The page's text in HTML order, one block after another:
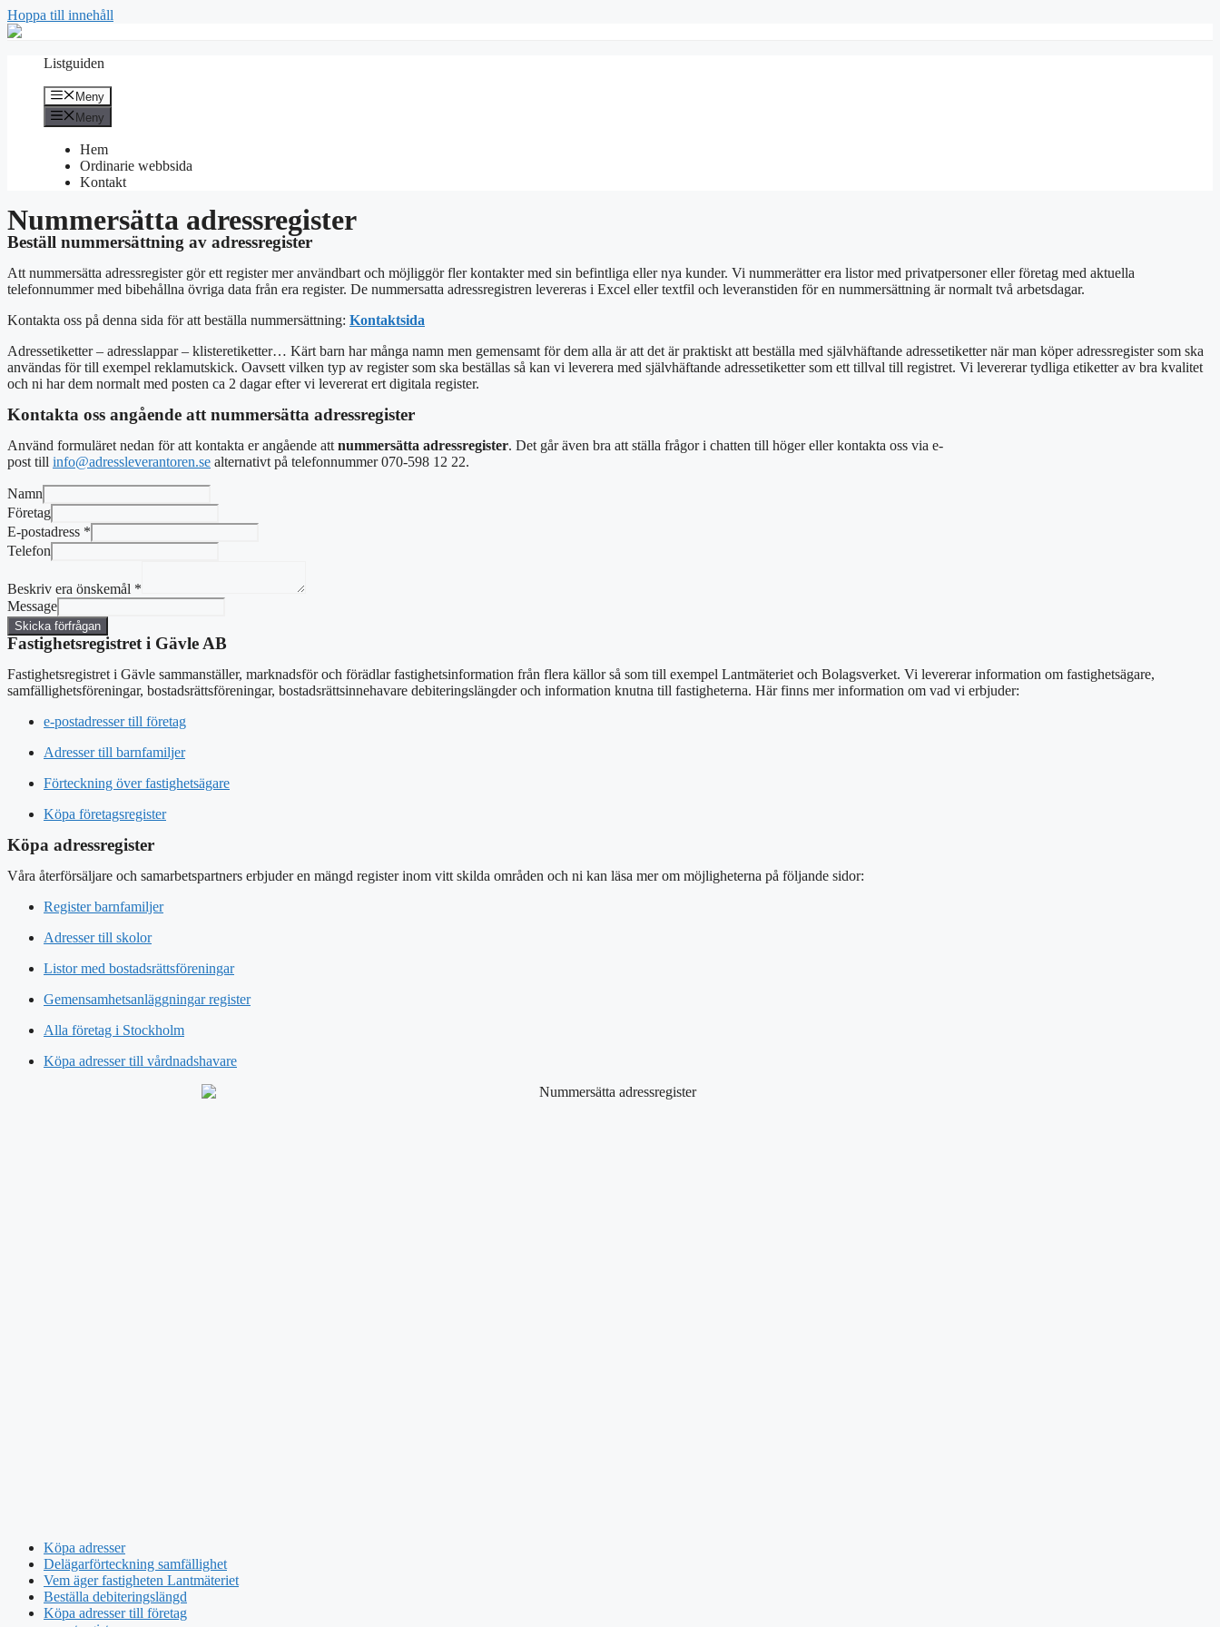
Hoppa till innehåll
Listguiden
Meny
Meny
Hem
Ordinarie webbsida
Kontakt
Nummersätta adressregister
Beställ nummersättning av adressregister
Att nummersätta adressregister gör ett register mer användbart och möjliggör fler kontakter med sin befintliga eller nya kunder. Vi nummerätter era listor med privatpersoner eller företag med aktuella
telefonnummer med bibehållna övriga data från era register. De nummersatta adressregistren levereras i Excel eller textfil och leveranstiden för en nummersättning är normalt två arbetsdagar.
Kontakta oss på denna sida för att beställa nummersättning: Kontaktsida
Adressetiketter – adresslappar – klisteretiketter… Kärt barn har många namn men gemensamt för dem alla är att det är praktiskt att beställa med självhäftande adressetiketter när man köper adressregister som ska
användas för till exempel reklamutskick. Oavsett vilken typ av register som ska beställas så kan vi leverera med självhäftande adressetiketter som ett tillval till registret. Vi levererar tydliga etiketter av bra kvalitet
och ni har dem normalt med posten ca 2 dagar efter vi levererat ert digitala register.
Kontakta oss angående att nummersätta adressregister
Använd formuläret nedan för att kontakta er angående att nummersätta adressregister. Det går även bra att ställa frågor i chatten till höger ellerkontakta oss via e-
post till info@adressleverantoren.se alternativt på telefonnummer 070-598 12 22.
Namn
Företag
E-postadress *
Telefon
Beskriv era önskemål *
Message
Skicka förfrågan
Fastighetsregistret i Gävle AB
Fastighetsregistret i Gävle sammanställer, marknadsför och förädlar fastighetsinformation från flera källor så som till exempel Lantmäteriet och Bolagsverket. Vi levererar information om fastighetsägare,
samfällighetsföreningar, bostadsrättsföreningar, bostadsrättsinnehavare debiteringslängder och information knutna till fastigheterna. Här finns mer information om vad vi erbjuder:
e-postadresser till företag
Adresser till barnfamiljer
Förteckning över fastighetsägare
Köpa företagsregister
Köpa adressregister
Våra återförsäljare och samarbetspartners erbjuder en mängd register inom vitt skilda områden och ni kan läsa mer om möjligheterna på följande sidor:
Register barnfamiljer
Adresser till skolor
Listor med bostadsrättsföreningar
Gemensamhetsanläggningar register
Alla företag i Stockholm
Köpa adresser till vårdnadshavare
Köpa adresser
Delägarförteckning samfällighet
Vem äger fastigheten Lantmäteriet
Beställa debiteringslängd
Köpa adresser till företag